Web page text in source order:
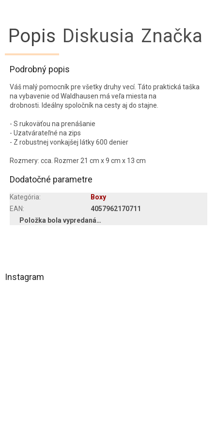
Popis Diskusia Značka
Podrobný popis
Váš malý pomocník pre všetky druhy vecí. Táto praktická taška
na vybavenie od Waldhausen má veľa miesta na
drobnosti.
Ideálny spoločník na cesty aj do stajne.
- S rukoväťou na prenášanie
- Uzatvárateľné na zips
- Z robustnej vonkajšej látky 600 denier
Rozmery: cca. Rozmer 21 cm x 9 cm x 13 cm
Dodatočné parametre
Kategória:
Boxy
EAN:
4057962170711
Položka bola vypredaná…
á
Instagram